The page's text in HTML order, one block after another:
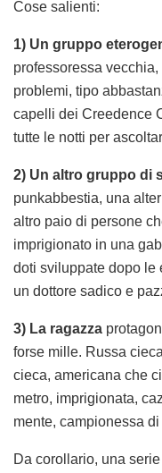
Cose salienti:
1) Un gruppo
professoressa
problemi, tipo
capelli dei Creedence
tutte le notti per
2) Un altro gruppo di
punkabbestia, una
altro paio di persone
imprigionato in una
doti sviluppate dopo le
un dottore sadico e
3) La ragazza
forse mille. Russa
cieca, americana che
metro, imprigionata,
mente, campionessa di
Da corollario, una